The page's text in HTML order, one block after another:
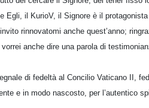
Egli, il KurioV, il Signore è il
rinnovatomi anche quest’anno;
anche dire una parola di
di fedeltà al Concilio Vaticano II,
e in modo nascosto, per l’autentico